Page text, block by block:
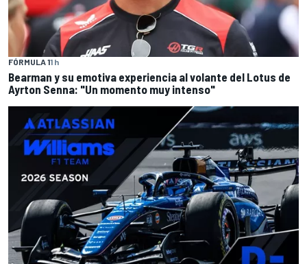
FÓRMULA 11 h
Bearman y su emotiva experiencia al volante del Lotus de
Ayrton Senna: "Un momento muy intenso"